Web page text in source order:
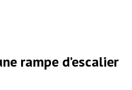
rampe d’escalier